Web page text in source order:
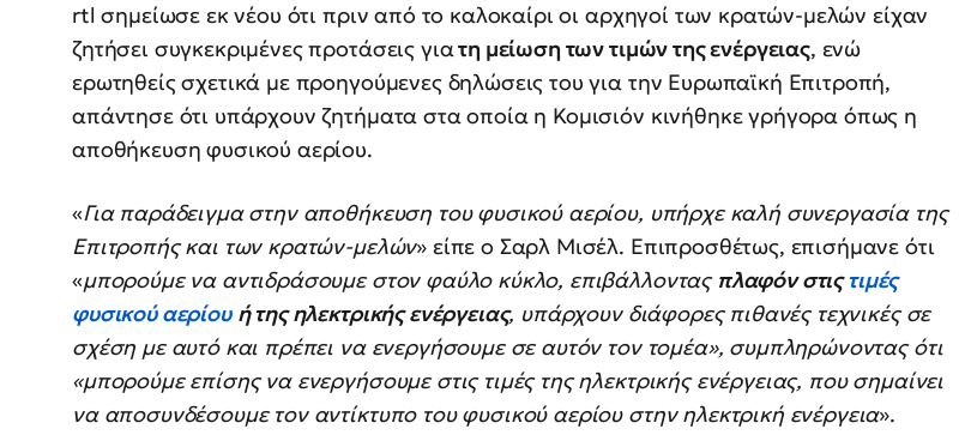
rtl σημείωσε εκ νέου ότι πριν από το καλοκαίρι οι αρχηγοί των κρατών-μελών είχαν
ζητήσει συγκεκριμένες προτάσεις γιατη μείωση των τιμών της ενέργειας, ενώ
ερωτηθείς σχετικά με προηγούμενες δηλώσεις του για την Ευρωπαϊκή Επιτροπή,
απάντησε ότι υπάρχουν ζητήματα στα οποία η Κομισιόν κινήθηκε γρήγορα όπως η
αποθήκευση φυσικού αερίου.
«Για παράδειγμα στην αποθήκευση του φυσικού αερίου, υπήρχε καλή συνεργασία της
Επιτροπής και των κρατών-μελών» είπε ο Σαρλ Μισέλ. Επιπροσθέτως, επισήμανε ότι
«μπορούμε να αντιδράσουμε στον φαύλο κύκλο, επιβάλλοντας πλαφόν στιςτιμές
φυσικού αερίου ή της ηλεκτρικής ενέργειας, υπάρχουν διάφορες πιθανές τεχνικές σε
σχέση με αυτό και πρέπει να ενεργήσουμε σε αυτόν τον τομέα», συμπληρώνοντας ότι
«μπορούμε επίσης να ενεργήσουμε στις τιμές της ηλεκτρικής ενέργειας, που σημαίνει
να αποσυνδέσουμε τον αντίκτυπο του φυσικού αερίου στην ηλεκτρική ενέργεια».